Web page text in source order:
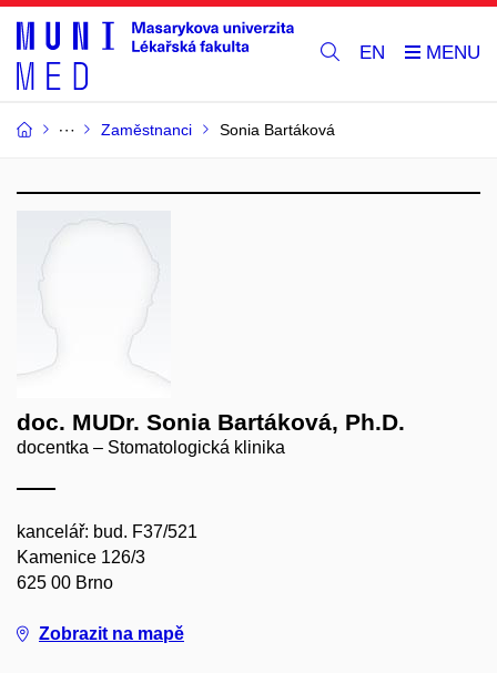
EN
Zaměstnanci Sonia Bartáková
doc. MUDr. Sonia Bartáková, Ph.D.
docentka – Stomatologická klinika
kancelář: bud. F37/521
Kamenice 126/3
625 00 Brno
Zobrazit na mapě